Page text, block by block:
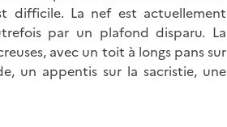
difficile. La nef est actuellement
par un plafond disparu. La
avec un toit à longs pans sur
un appentis sur la sacristie, une